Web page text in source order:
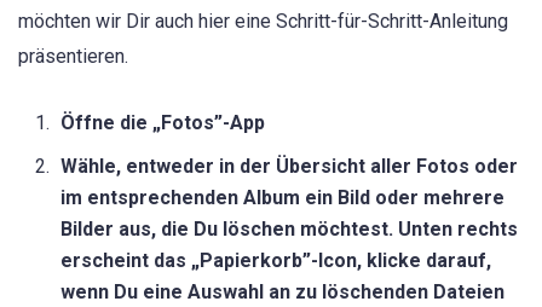
möchten wir Dir auch hier eine Schritt-für-Schritt-Anleitung
präsentieren.
Öffne die „Fotos”-App
Wähle, entweder in der Übersicht aller Fotos oder
im entsprechenden Album ein Bild oder mehrere
Bilder aus, die Du löschen möchtest. Unten rechts
erscheint das „Papierkorb”-Icon, klicke darauf,
wenn Du eine Auswahl an zu löschenden Dateien